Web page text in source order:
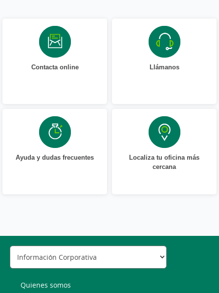
Contacta online Llámanos
Ayuda y dudas frecuentes
Localiza tu oficina más
cercana
Quienes somos